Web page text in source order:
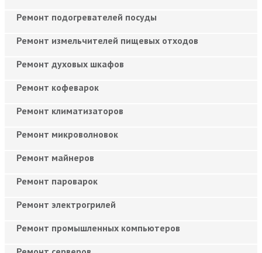
Ремонт подогревателей посуды
Ремонт измельчителей пищевых отходов
Ремонт духовых шкафов
Ремонт кофеварок
Ремонт климатизаторов
Ремонт микроволновок
Ремонт майнеров
Ремонт пароварок
Ремонт электрогрилей
Ремонт промышленных компьютеров